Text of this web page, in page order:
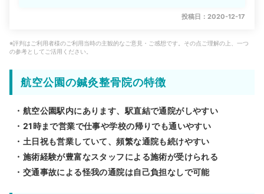
投稿日：2020-12-17
※評判はご利用者様のご利用当時の主観的なご意見・ご感想です。その点ご理解の上、一つ
の参考としてご活用ください。
航空公園の鍼灸整骨院の特徴
・航空公園駅内にあります、駅直結で通院がしやすい
・21時まで営業で仕事や学校の帰りでも通いやすい
・土日祝も営業していて、頻繁な通院も続けやすい
・施術経験が豊富なスタッフによる施術が受けられる
・交通事故による怪我の通院は自己負担なしで可能